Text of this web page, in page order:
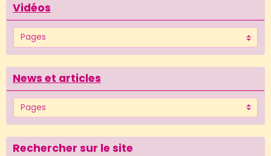
Vidéos
News et articles
Rechercher sur le site